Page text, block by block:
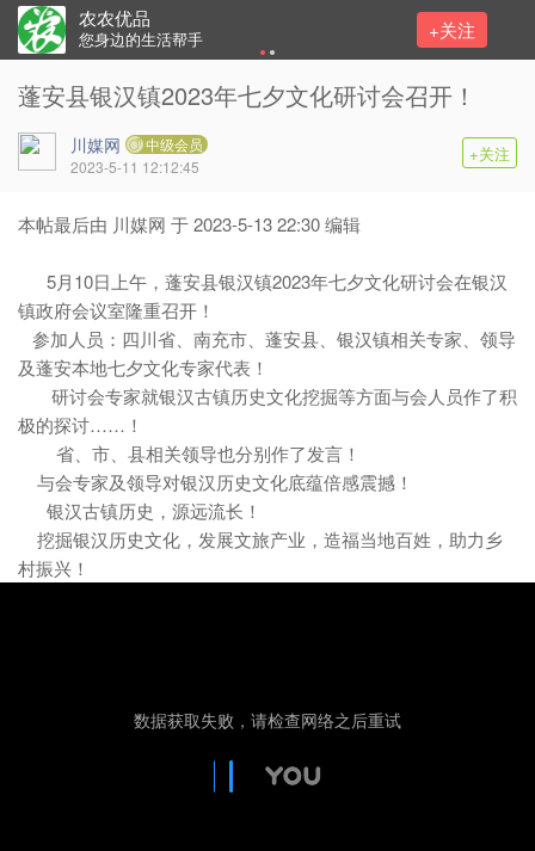
蓬安县银汉镇2023年七夕文化研讨会召开！
川媒网
中级会员
2023-5-11 12:12:45
+关注
本帖最后由 川媒网 于 2023-5-13 22:30 编辑
5月10日上午，蓬安县银汉镇2023年七夕文化研讨会在银汉
镇政府会议室隆重召开！
参加人员：四川省、南充市、蓬安县、银汉镇相关专家、领导
及蓬安本地七夕文化专家代表！
研讨会专家就银汉古镇历史文化挖掘等方面与会人员作了积
极的探讨……！
省、市、县相关领导也分别作了发言！
与会专家及领导对银汉历史文化底蕴倍感震撼！
银汉古镇历史，源远流长！
挖掘银汉历史文化，发展文旅产业，造福当地百姓，助力乡
村振兴！
农农优品
您身边的生活帮手 +关注